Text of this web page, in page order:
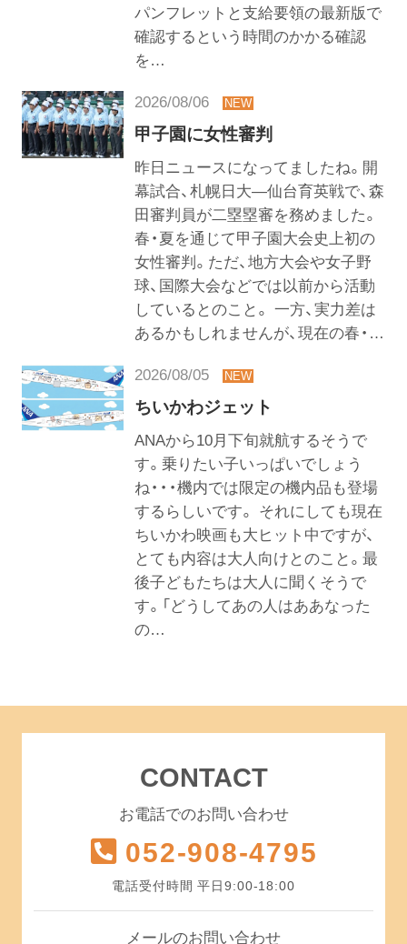
パンフレットと支給要領の最新版で
確認するという時間のかかる確認
を…
2026/08/06
甲子園に女性審判
昨日ニュースになってましたね。開
幕試合、札幌日大―仙台育英戦で、森
田審判員が二塁塁審を務めました。
春・夏を通じて甲子園大会史上初の
女性審判。ただ、地方大会や女子野
球、国際大会などでは以前から活動
しているとのこと。 一方、実力差は
あるかもしれませんが、現在の春・…
2026/08/05
ちいかわジェット
ANAから10月下旬就航するそうで
す。乗りたい子いっぱいでしょう
ね・・・機内では限定の機内品も登場
するらしいです。 それにしても現在
ちいかわ映画も大ヒット中ですが、
とても内容は大人向けとのこと。最
後子どもたちは大人に聞くそうで
す。「どうしてあの人はああなった
の…
CONTACT
お電話でのお問い合わせ
052-908-4795
電話受付時間 平日9:00-18:00
メールのお問い合わせ